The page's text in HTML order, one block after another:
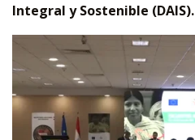
Integral y Sostenible (DAIS).